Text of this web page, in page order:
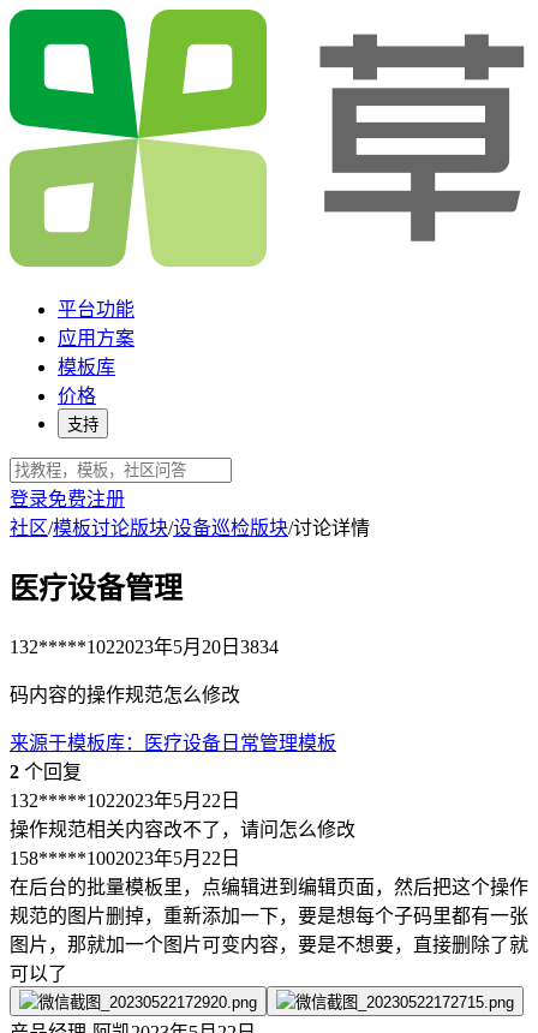
平台功能
应用方案
模板库
价格
支持
登录免费注册
社区/模板讨论版块/设备巡检版块/讨论详情
医疗设备管理
132*****1022023年5月20日 3834
码内容的操作规范怎么修改
来源于模板库：
医疗设备日常管理模板
2 个回复
132*****1022023年5月22日
操作规范相关内容改不了，请问怎么修改
158*****1002023年5月22日
在后台的批量模板里，点编辑进到编辑页面，然后把这个操作
规范的图片删掉，重新添加一下，要是想每个子码里都有一张
图片，那就加一个图片可变内容，要是不想要，直接删除了就
可以了